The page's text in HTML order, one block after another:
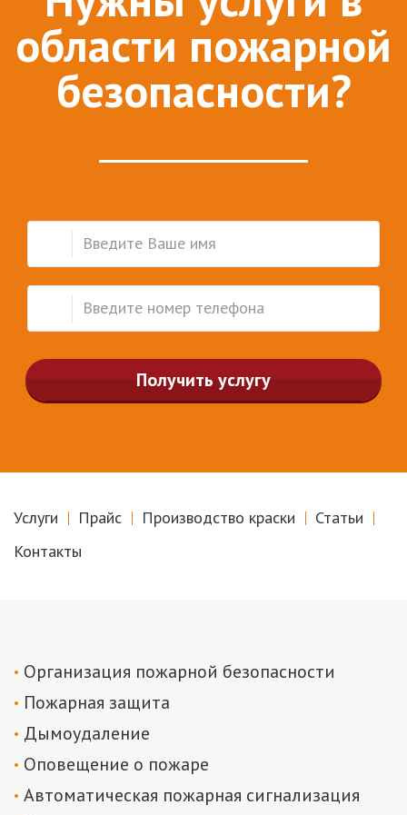
области пожарной
безопасности?
Получить услугу
Услуги Прайс Производство краски
Статьи
Контакты
Организация пожарной безопасности
Пожарная защита
Дымоудаление
Оповещение о пожаре
Автоматическая пожарная сигнализация